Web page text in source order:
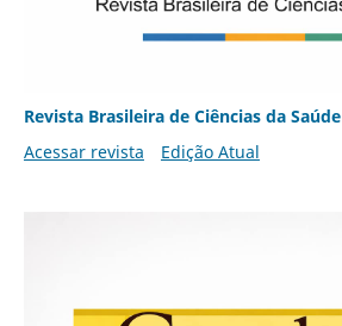
Revista Brasileira de Ciências da Saúde
Acessar revista
Edição Atual